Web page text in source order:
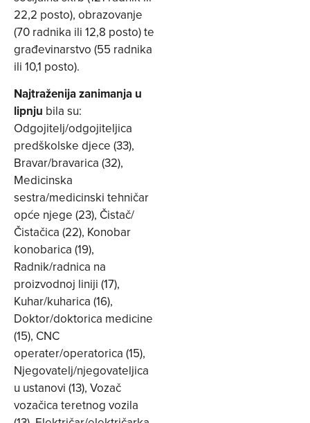
22,2 posto), obrazovanje
(70 radnika ili 12,8 posto) te
građevinarstvo (55 radnika
ili 10,1 posto).
Najtraženija zanimanja u
lipnju bila su:
Odgojitelj/odgojiteljica
predškolske djece (33),
Bravar/bravarica (32),
Medicinska
sestra/medicinski tehničar
opće njege (23), Čistač/
Čistačica (22), Konobar
konobarica (19),
Radnik/radnica na
proizvodnoj liniji (17),
Kuhar/kuharica (16),
Doktor/doktorica medicine
(15), CNC
operater/operatorica (15),
Njegovatelj/njegovateljica
u ustanovi (13), Vozač
vozačica teretnog vozila